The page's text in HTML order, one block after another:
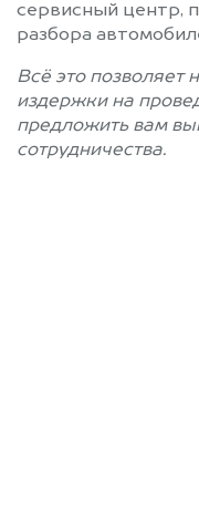
сервисный центр,
разбора
Всё это позволяет
издержки на
предложить вам
сотрудничества.